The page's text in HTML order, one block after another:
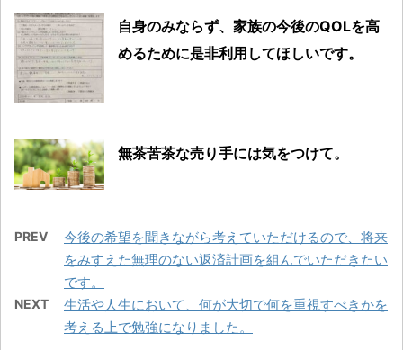
自身のみならず、家族の今後のQOLを高
めるために是非利用してほしいです。
無茶苦茶な売り手には気をつけて。
PREV
今後の希望を聞きながら考えていただけるので、将来
をみすえた無理のない返済計画を組んでいただきたい
です。
NEXT
生活や人生において、何が大切で何を重視すべきかを
考える上で勉強になりました。